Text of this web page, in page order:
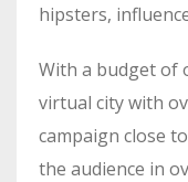
hipsters,
With a budget of
virtual city with
campaign close
the audience in